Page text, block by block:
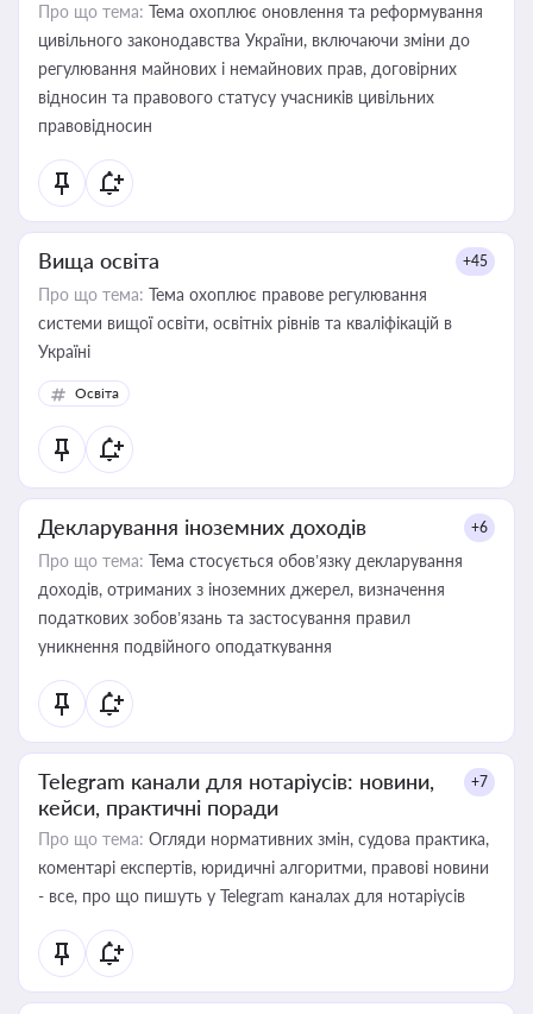
Про що тема: Тема охоплює оновлення та реформування
цивільного законодавства України, включаючи зміни до
регулювання майнових і немайнових прав, договірних
відносин та правового статусу учасників цивільних
правовідносин
Вища освіта +45
Про що тема: Тема охоплює правове регулювання
системи вищої освіти, освітніх рівнів та кваліфікацій в
Україні
Освіта
Декларування іноземних доходів +6
Про що тема: Тема стосується обов’язку декларування
доходів, отриманих з іноземних джерел, визначення
податкових зобов’язань та застосування правил
уникнення подвійного оподаткування
Telegram канали для нотаріусів: новини,
кейси, практичні поради
+7
Про що тема: Огляди нормативних змін, судова практика,
коментарі експертів, юридичні алгоритми, правові новини
- все, про що пишуть у Telegram каналах для нотаріусів